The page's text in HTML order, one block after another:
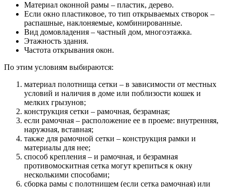
Материал оконной рамы – пластик, дерево.
Если окно пластиковое, то тип открываемых створок –
распашные, наклоняемые, комбинированные.
Вид домовладения – частный дом, многоэтажка.
Этажность здания.
Частота открывания окон.
По этим условиям выбираются:
материал полотнища сетки – в зависимости от местных
условий и наличия в доме или поблизости кошек и
мелких грызунов;
конструкция сетки – рамочная, безрамная;
если рамочная – расположение ее в проеме: внутренняя,
наружная, вставная;
также для рамочной сетки – конструкция рамки и
материалы для нее;
способ крепления – и рамочная, и безрамная
противомоскитная сетка могут крепиться к окну
несколькими способами;
сборка рамы с полотнищем (если сетка рамочная) или